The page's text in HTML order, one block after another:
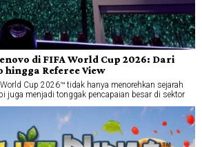
di FIFA World Cup 2026: Dari
hingga Referee View
Cup 2026™ tidak hanya menorehkan sejarah
juga menjadi tonggak pencapaian besar di sektor